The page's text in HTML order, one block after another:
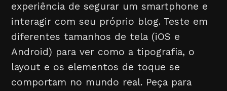
experiência de segurar um smartphone e
interagir com seu próprio blog. Teste em
diferentes tamanhos de tela (iOS e
Android) para ver como a tipografia, o
layout e os elementos de toque se
comportam no mundo real. Peça para